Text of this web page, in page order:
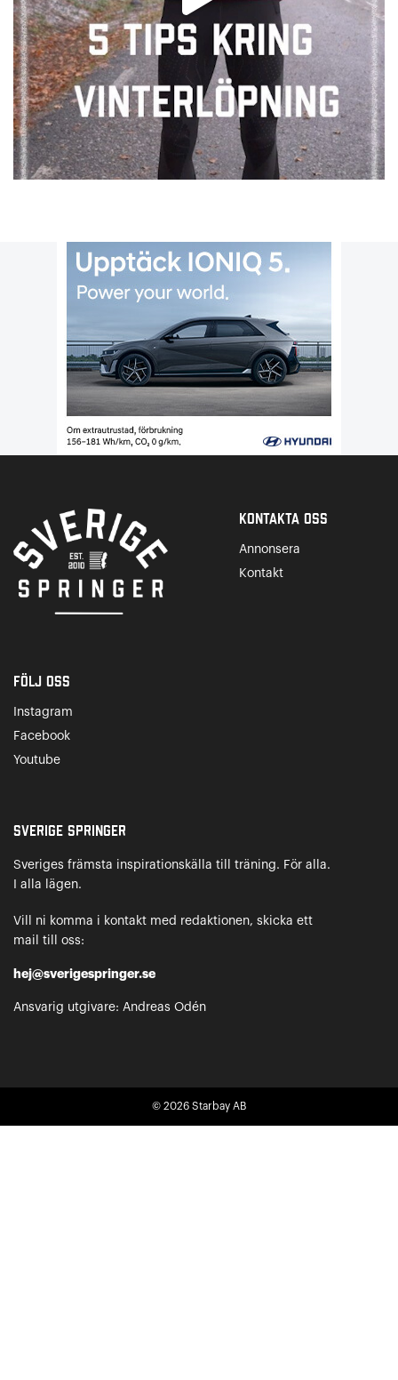
Kontakta Oss
Annonsera
Kontakt
Följ oss
Instagram
Facebook
Youtube
Sverige Springer
Sveriges främsta inspirationskälla till träning. För alla.
I alla lägen.
Vill ni komma i kontakt med redaktionen, skicka ett
mail till oss:
hej@sverigespringer.se
Ansvarig utgivare: Andreas Odén
© 2026 Starbay AB